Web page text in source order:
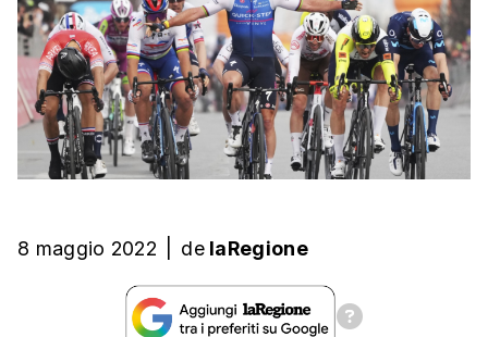
8 maggio 2022 de laRegione